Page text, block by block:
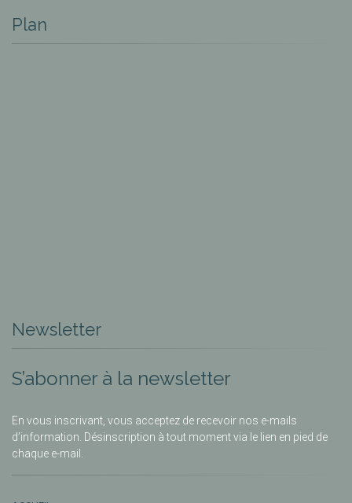
Plan
Newsletter
S’abonner à la newsletter
En vous inscrivant, vous acceptez de recevoir nos e-mails
d’information. Désinscription à tout moment via le lien en pied de
chaque e-mail.